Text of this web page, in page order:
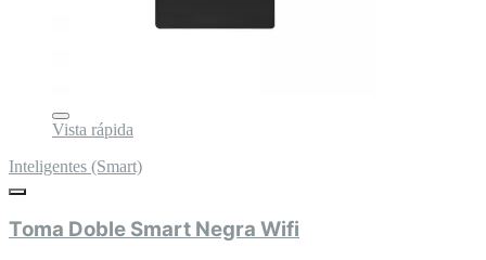
Vista rápida
Inteligentes (Smart)
Toma Doble Smart Negra Wifi